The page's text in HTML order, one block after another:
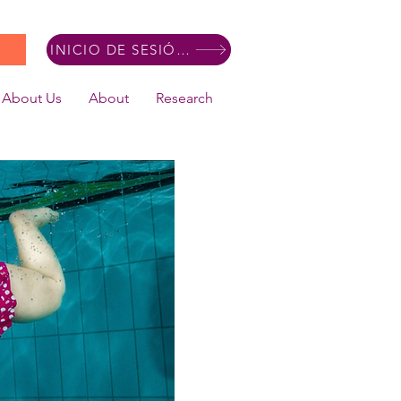
INICIO DE SESIÓN DE MIEMBRO
About Us About Research